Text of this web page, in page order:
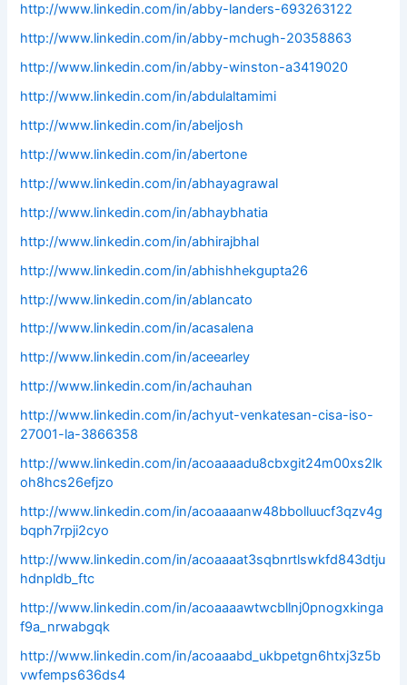
http://www.linkedin.com/in/abby-landers-693263122
http://www.linkedin.com/in/abby-mchugh-20358863
http://www.linkedin.com/in/abby-winston-a3419020
http://www.linkedin.com/in/abdulaltamimi
http://www.linkedin.com/in/abeljosh
http://www.linkedin.com/in/abertone
http://www.linkedin.com/in/abhayagrawal
http://www.linkedin.com/in/abhaybhatia
http://www.linkedin.com/in/abhirajbhal
http://www.linkedin.com/in/abhishhekgupta26
http://www.linkedin.com/in/ablancato
http://www.linkedin.com/in/acasalena
http://www.linkedin.com/in/aceearley
http://www.linkedin.com/in/achauhan
http://www.linkedin.com/in/achyut-venkatesan-cisa-iso-
27001-la-3866358
http://www.linkedin.com/in/acoaaaadu8cbxgit24m00xs2lk
oh8hcs26efjzo
http://www.linkedin.com/in/acoaaaanw48bbolluucf3qzv4g
bqph7rpji2cyo
http://www.linkedin.com/in/acoaaaat3sqbnrtlswkfd843dtju
hdnpldb_ftc
http://www.linkedin.com/in/acoaaaawtwcbllnj0pnogxkinga
f9a_nrwabgqk
http://www.linkedin.com/in/acoaaabd_ukbpetgn6htxj3z5b
vwfemps636ds4